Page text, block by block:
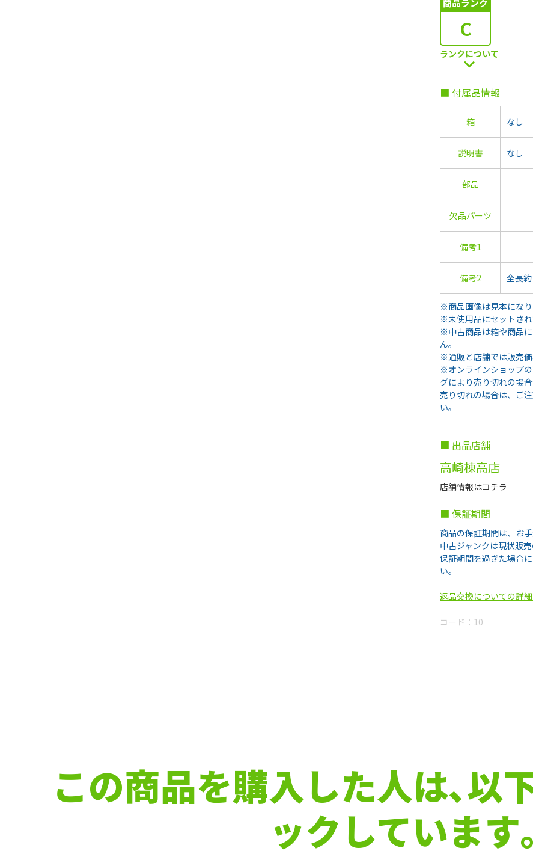
商品ランク
C
ランクについて
■ 付属品情報
箱 なし
説明書 なし
部品
欠品パーツ
備考1
備考2 全長
※商品画像は見本になり
※未使用品にセットされ
※中古商品は箱や商品
ん。
※通販と店舗では販売価
※オンラインショップ
グにより売り切れの場合
売り切れの場合は、ご
い。
■ 出品店舗
高崎棟高店
店舗情報はコチラ
■ 保証期間
商品の保証期間は、お
中古ジャンクは現状販
保証期間を過ぎた場合
い。
返品交換についての詳
コード： 10
この商品を購入した人は､以
ックしています｡